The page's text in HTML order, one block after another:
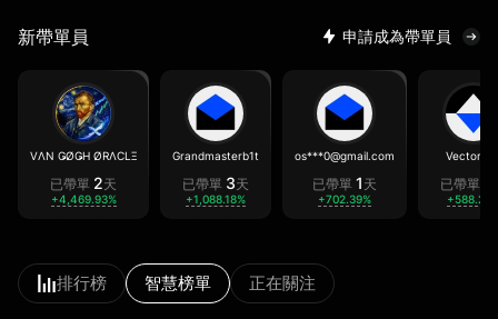
新帶單員 申請成為帶單員
VΛN ǤØǤH ØRΛCLΞ
已帶單 2天
+4,469.93%
Grandmasterb1t
已帶單 3天
+1,088.18%
os***0@gmail.com
已帶單 1 天
+702.39%
已帶單
排行榜 智慧榜單 正在關注